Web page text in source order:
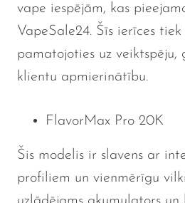
vape iespējām, kas
VapeSale24. Šīs ierīces
pamatojoties uz veiktspēju,
klientu apmierinātību.
FlavorMax Pro 20K
Šis modelis ir slavens ar
profiliem un vienmērīgu